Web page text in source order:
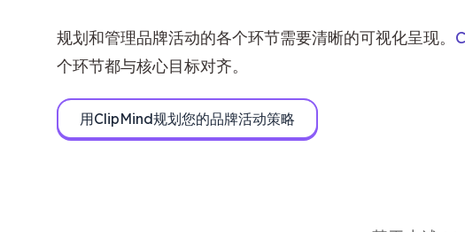
规划和管理品牌活动的各个环节需要清晰的可视化呈现。
个环节都与核心目标对齐。
用ClipMind规划您的品牌活动策略